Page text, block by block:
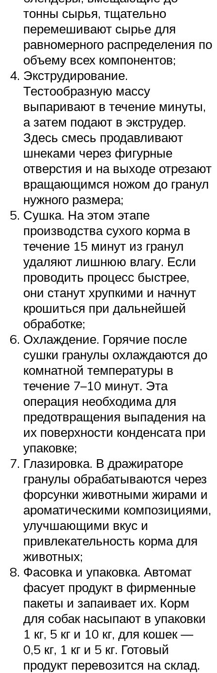
тонны сырья, тщательно
перемешивают сырье для
равномерного распределения по
объему всех компонентов;
Экструдирование.
Тестообразную массу
выпаривают в течение минуты,
а затем подают в экструдер.
Здесь смесь продавливают
шнеками через фигурные
отверстия и на выходе отрезают
вращающимся ножом до гранул
нужного размера;
Сушка. На этом этапе
производства сухого корма в
течение 15 минут из гранул
удаляют лишнюю влагу. Если
проводить процесс быстрее,
они станут хрупкими и начнут
крошиться при дальнейшей
обработке;
Охлаждение. Горячие после
сушки гранулы охлаждаются до
комнатной температуры в
течение 7–10 минут. Эта
операция необходима для
предотвращения выпадения на
их поверхности конденсата при
упаковке;
Глазировка. В дражираторе
гранулы обрабатываются через
форсунки животными жирами и
ароматическими композициями,
улучшающими вкус и
привлекательность корма для
животных;
Фасовка и упаковка. Автомат
фасует продукт в фирменные
пакеты и запаивает их. Корм
для собак насыпают в упаковки
1 кг, 5 кг и 10 кг, для кошек —
0,5 кг, 1 кг и 5 кг. Готовый
продукт перевозится на склад.